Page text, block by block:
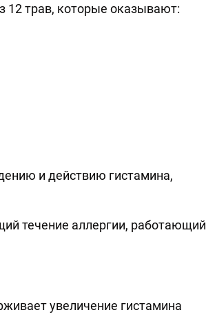
12 трав, которые оказывают:
и действию гистамина,
течение аллергии, работающий
увеличение гистамина